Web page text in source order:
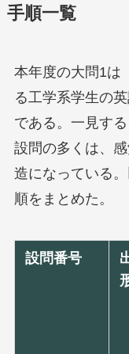
手順一覧
本年度の大問1は
る工学系学生の
である。一見す
設問の多くは、
造になっている
順をまとめた。
設問番号